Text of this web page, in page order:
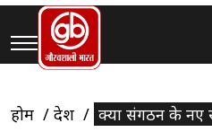
होम देश क्या संगठन के नए